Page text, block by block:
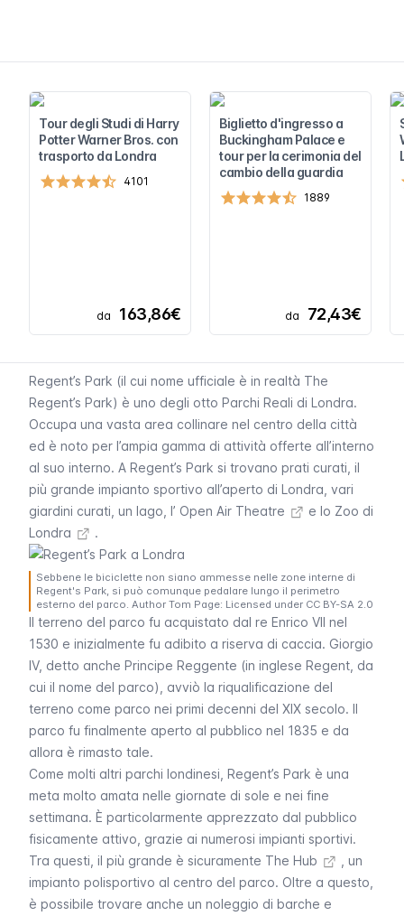
Tour degli Studi di Harry
Potter Warner Bros. con
trasporto da Londra
4101
da 163,86€
Biglietto d'ingresso a
Buckingham Palace e
tour per la cerimonia del
cambio della guardia
1889
da 72,43€
Regent’s Park (il cui nome ufficiale è in realtà The
Regent’s Park) è uno degli otto Parchi Reali di Londra.
Occupa una vasta area collinare nel centro della città
ed è noto per l’ampia gamma di attività offerte all’interno
al suo interno. A Regent’s Park si trovano prati curati, il
più grande impianto sportivo all’aperto di Londra, vari
giardini curati, un lago, l’ Open Air Theatre e lo Zoo di
Londra
.
Sebbene le biciclette non siano ammesse nelle zone interne di
Regent's Park, si può comunque pedalare lungo il perimetro
esterno del parco. Author Tom Page: Licensed under CC BY-SA 2.0
Il terreno del parco fu acquistato dal re Enrico VII nel
1530 e inizialmente fu adibito a riserva di caccia. Giorgio
IV, detto anche Principe Reggente (in inglese Regent , da
cui il nome del parco), avviò la riqualificazione del
terreno come parco nei primi decenni del XIX secolo. Il
parco fu finalmente aperto al pubblico nel 1835 e da
allora è rimasto tale.
Come molti altri parchi londinesi, Regent’s Park è una
meta molto amata nelle giornate di sole e nei fine
settimana. È particolarmente apprezzato dal pubblico
fisicamente attivo, grazie ai numerosi impianti sportivi.
Tra questi, il più grande è sicuramente The Hub
, un
impianto polisportivo al centro del parco. Oltre a questo,
è possibile trovare anche un noleggio di barche e